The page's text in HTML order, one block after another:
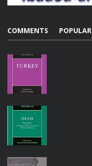
POPULAR
COMMENTS